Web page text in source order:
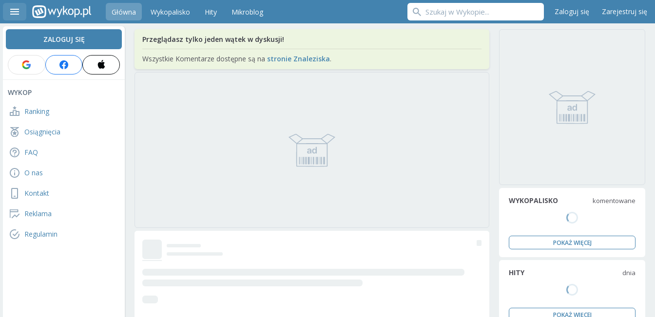
Główna Wykopalisko Hity Mikroblog Zaloguj się Zarejestruj się
ZALOGUJ SIĘ
WYKOP
Ranking
Osiągnięcia
FAQ
O nas
Kontakt
Reklama
Regulamin
Przeglądasz tylko jeden wątek w dyskusji!
Wszystkie Komentarze dostępne są na stronie Znaleziska.
WYKOPALISKO komentowane
POKAŻ WIĘCEJ
HITY dnia
POKAŻ WIĘCEJ